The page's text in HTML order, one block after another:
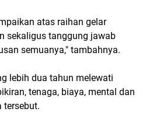
atas raihan gelar
sekaligus tanggung jawab
semuanya," tambahnya.
lebih dua tahun melewati
tenaga, biaya, mental dan
tersebut.